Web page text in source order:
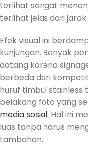
terlihat sangat
terlihat jelas dari
Efek visual ini
kunjungan. Banyak
datang karena
berbeda dari
huruf timbul stainless
belakang foto yang
media sosial. Hal ini
luas tanpa harus
tambahan.